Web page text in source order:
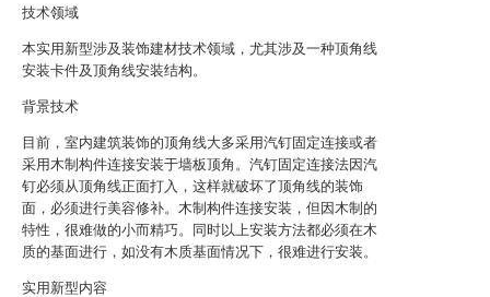
技术领域
本实用新型涉及装饰建材技术领域，尤其涉及一种顶角线
安装卡件及顶角线安装结构。
背景技术
目前，室内建筑装饰的顶角线大多采用汽钉固定连接或者
采用木制构件连接安装于墙板顶角。汽钉固定连接法因汽
钉必须从顶角线正面打入，这样就破坏了顶角线的装饰
面，必须进行美容修补。木制构件连接安装，但因木制的
特性，很难做的小而精巧。同时以上安装方法都必须在木
质的基面进行，如没有木质基面情况下，很难进行安装。
实用新型内容